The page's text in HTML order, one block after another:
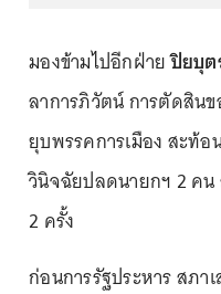
มองข้ามไปอีกฝ่ายปิยบุต
ลาการภิวัตน์ การตัดสินข
ยุบพรรคการเมือง สะท้อ
วินิจฉัยปลดนายกฯ 2 คน
2 ครั้ง
ก่อนการรัฐประหาร สภ